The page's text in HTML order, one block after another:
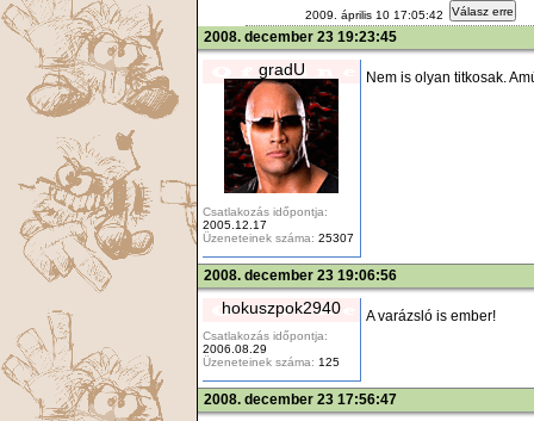
2009. április 10 17:05:42 Válasz erre
2008. december 23 19:23:45
gradU
Csatlakozás időpontja:
2005.12.17
Üzeneteinek száma: 25307
Nem is olyan titkosak.
2008. december 23 19:06:56
hokuszpok2940
Csatlakozás időpontja:
2006.08.29
Üzeneteinek száma: 125
A varázsló is ember!
2008. december 23 17:56:47